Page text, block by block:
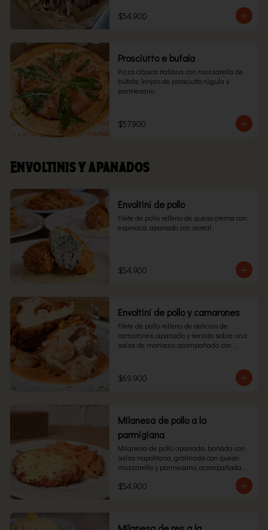
$54.900
Prosciutto e bufala
Pizza clásica italiana con mozzarella de
búfala, lonjas de prosciutto rúgula y
parmesano.
$57.900
Envoltinis y apanados
Envoltini de pollo
Filete de pollo relleno de queso crema con
espinaca, apanado con cereal
$54.900
Envoltini de pollo y camarones
Filete de pollo relleno de delicias de
camarones, apanado y servido sobre una
salsa de mariscos acompañado con
$69.900
Milanesa de pollo a la
parmigiana
Milanesa de pollo apanada, bañada con
salsa napolitana, gratinada con queso
mozzarella y parmesano, acompañada
$54.900